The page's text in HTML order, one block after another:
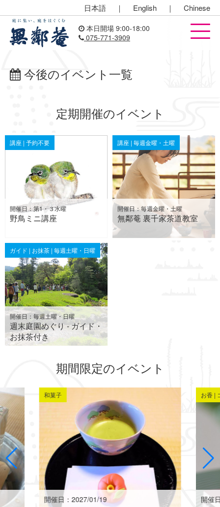
日本語 ｜ English ｜ Chinese
本日開場 9:00-18:00
075-771-3909
今後のイベント一覧
定期開催のイベント
講座 | 予約不要
開催日：第1・３水曜
野鳥ミニ講座
講座 | 毎週金曜・土曜
開催日：毎週金曜・土曜
無鄰菴 裏千家茶道教室
ガイド | お抹茶 | 毎週土曜・日曜
開催日：毎週土曜・日曜
週末庭園めぐり - ガイド・
お抹茶付き
期間限定のイベント
和菓子
開催日：2027/01/19
お香 |
開催